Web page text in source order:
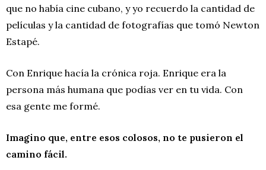
que no había cine cubano, y yo recuerdo la cantidad de
películas y la cantidad de fotografías que tomó Newton
Estapé.
Con Enrique hacía la crónica roja. Enrique era la
persona más humana que podías ver en tu vida. Con
esa gente me formé.
Imagino que, entre esos colosos, no te pusieron el
camino fácil.